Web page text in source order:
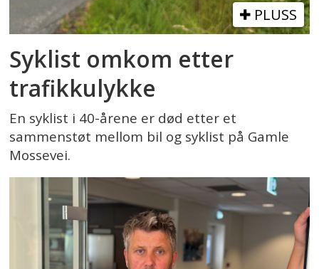
PLUSS
Syklist omkom etter
trafikkulykke
En syklist i 40-årene er død etter et
sammenstøt mellom bil og syklist på Gamle
Mossevei.